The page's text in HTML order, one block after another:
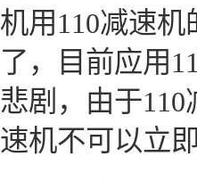
机用110减速
了，目前应用
悲剧，由于
速机不可以立